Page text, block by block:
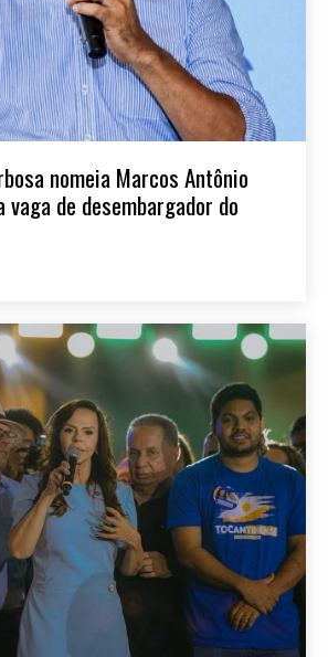
nomeia Marcos Antônio
vaga de desembargador do